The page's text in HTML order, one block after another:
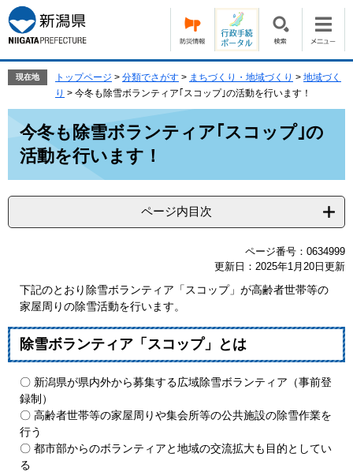
ー
ジ
の
で
ニ
ュ
ー
ば
現在地 トップページ > 分類でさがす > まちづくり・地域づくり > 地域づく
り > 今冬も除雪ボランティア｢スコップ｣の活動を行います！
今冬も除雪ボランティア｢スコップ｣の
活動を行います！
ページ内目次
ページ番号：0634999
更新日：2025年1月20日更新
下記のとおり除雪ボランティア「スコップ」が高齢者世帯等の
家屋周りの除雪活動を行います。
除雪ボランティア「スコップ」とは​
〇 新潟県が県内外から募集する広域除雪ボランティア（事前登
録制）
〇 高齢者世帯等の家屋周りや集会所等の公共施設の除雪作業を
行う
〇 都市部からのボランティアと地域の交流拡大も目的としてい
る